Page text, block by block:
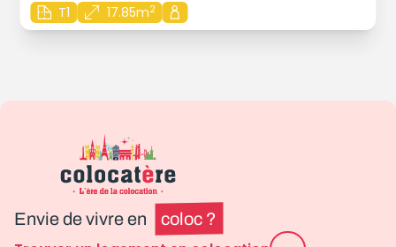
T1 17.85m2
Envie de vivre en coloc ?